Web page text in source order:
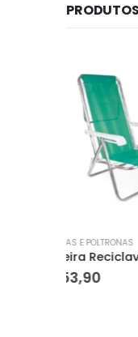
CADEIRAS E
R$68,90